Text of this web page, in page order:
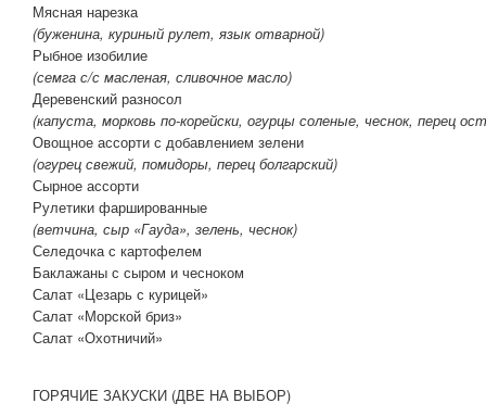
Мясная нарезка
(буженина, куриный рулет, язык отварной)
Рыбное изобилие
(семга с/с масленая, сливочное масло)
Деревенский разносол
(капуста, морковь по-корейски, огурцы соленые, чеснок, перец
Овощное ассорти с добавлением зелени
(огурец свежий, помидоры, перец болгарский)
Сырное ассорти
Рулетики фаршированные
(ветчина, сыр «Гауда», зелень, чеснок)
Селедочка с картофелем
Баклажаны с сыром и чесноком
Салат «Цезарь с курицей»
Салат «Морской бриз»
Салат «Охотничий»
ГОРЯЧИЕ ЗАКУСКИ (ДВЕ НА ВЫБОР)